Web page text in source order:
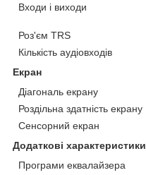
Входи і виходи
Роз'єм TRS
Кількість аудіовходів
Екран
Діагональ екрану
Роздільна здатність екрану
Сенсорний екран
Додаткові характеристики
Програми еквалайзера